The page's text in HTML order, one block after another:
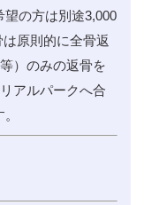
の方は別途3,000
原則的に全骨返
）のみの返骨を
アルパークへ合